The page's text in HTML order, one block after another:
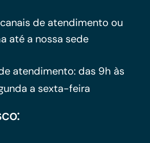
de atendimento ou
até a nossa sede
atendimento: das 9h às
a sexta-feira